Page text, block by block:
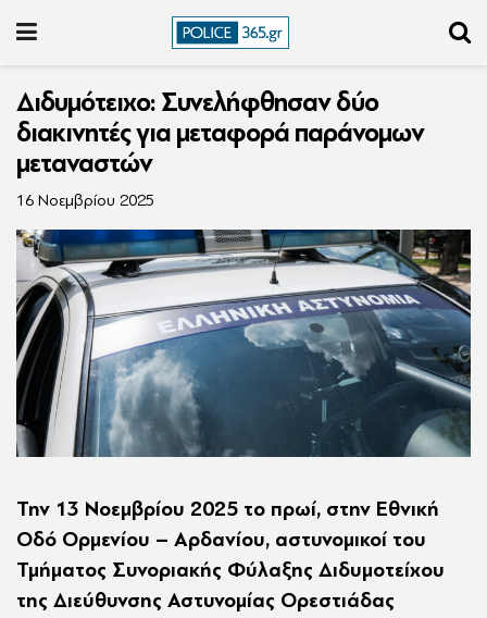
Διδυμότειχο: Συνελήφθησαν δύο
διακινητές για μεταφορά παράνομων
μεταναστών
16 Νοεμβρίου 2025
Την 13 Νοεμβρίου 2025 το πρωί, στην Εθνική
Οδό Ορμενίου – Αρδανίου, αστυνομικοί του
Τμήματος Συνοριακής Φύλαξης Διδυμοτείχου
της Διεύθυνσης Αστυνομίας Ορεστιάδας